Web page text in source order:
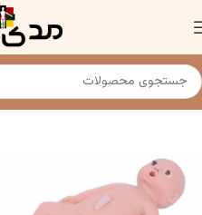
خانه مولاژ و مانکن پزشکی